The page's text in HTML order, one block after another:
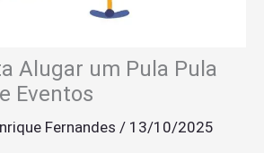
Alugar um Pula Pula
Eventos
Fernandes / 13/10/2025